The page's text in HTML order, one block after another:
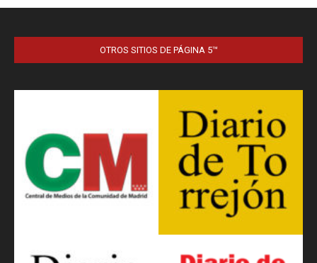
OTROS SITIOS DE PÁGINA 5™